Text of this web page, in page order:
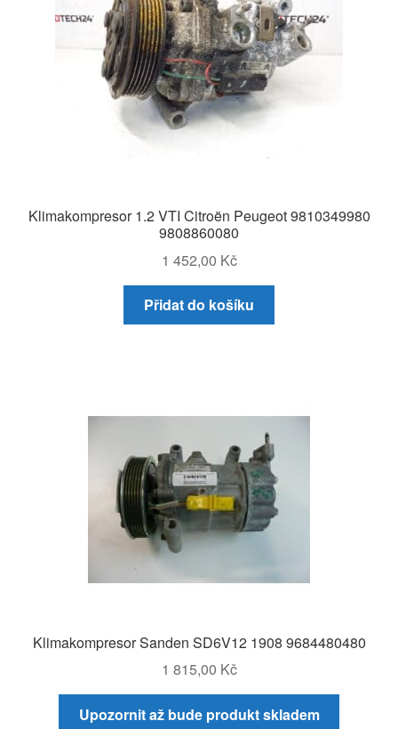
Klimakompresor 1.2 VTI Citroën Peugeot 9810349980
9808860080
1 452,00 Kč
Přidat do košíku
Klimakompresor Sanden SD6V12 1908 9684480480
1 815,00 Kč
Upozornit až bude produkt skladem